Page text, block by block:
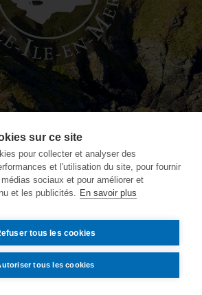
sur ce site
pour collecter et analyser des
et l'utilisation du site, pour fournir
sociaux et pour améliorer et
et les publicités. En savoir plus
tous les cookies
tous les cookies